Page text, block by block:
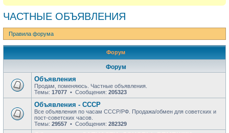
ЧАСТНЫЕ ОБЪЯВЛЕНИЯ
Правила форума
Форум
Форум
Объявления
Продам, поменяюсь. Частные объявления.
Темы: 17077 • Сообщения: 205323
Объявления - СССР
Все объявления по часам СССР/РФ. Продажа/обмен для советских и
пост-советских часов.
Темы: 29557 • Сообщения: 282329